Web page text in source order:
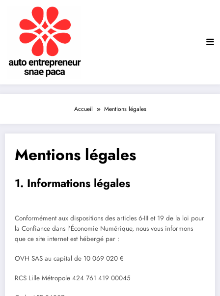
Accueil Mentions légales
Mentions légales
1. Informations légales
Conformément aux dispositions des articles 6-III et 19 de la loi pour
la Confiance dans l’Économie Numérique, nous vous informons
que ce site internet est hébergé par :
OVH SAS au capital de 10 069 020 €
RCS Lille Métropole 424 761 419 00045